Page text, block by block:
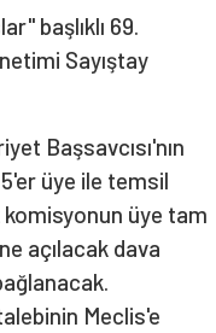
başlıklı 69.
Sayıştay
Başsavcısı'nın
üye ile temsil
komisyonun üye tam
açılacak dava
Meclis'e